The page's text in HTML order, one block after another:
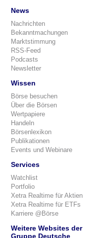
News
Nachrichten
Bekanntmachungen
Marktstimmung
RSS-Feed
Podcasts
Newsletter
Wissen
Börse besuchen
Über die Börsen
Wertpapiere
Handeln
Börsenlexikon
Publikationen
Events und Webinare
Services
Watchlist
Portfolio
Xetra Realtime für Aktien
Xetra Realtime für ETFs
Karriere @Börse
Weitere Websites der
Gruppe Deutsche